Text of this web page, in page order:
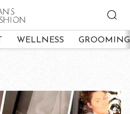
WELLNESS GROOMING